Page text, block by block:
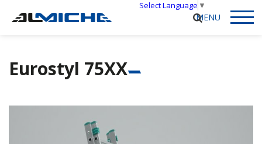
Select Language ▼
Eurostyl 75XX